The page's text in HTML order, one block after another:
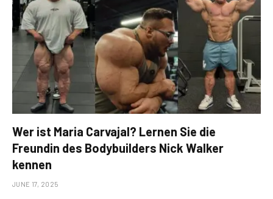
Wer ist Maria Carvajal? Lernen Sie die
Freundin des Bodybuilders Nick Walker
kennen
JUNE 17, 2025